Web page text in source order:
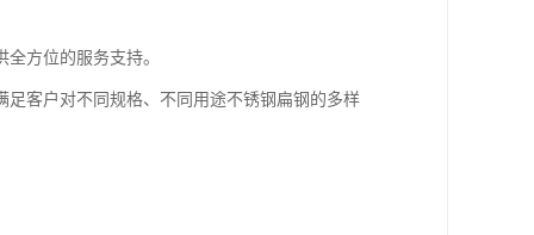
方位的服务支持。
客户对不同规格、不同用途不锈钢扁钢的多样